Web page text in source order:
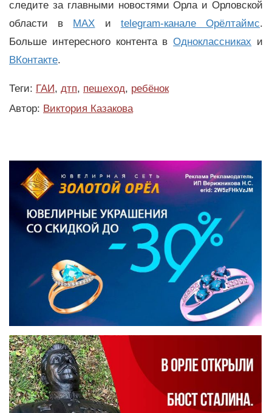
следите за главными новостями Орла и Орловской
области в MAX и telegram-канале Орёлтаймс.
Больше интересного контента вОдноклассниках и
ВКонтакте.
Теги: ГАИ, дтп, пешеход, ребёнок
Автор: Виктория Казакова